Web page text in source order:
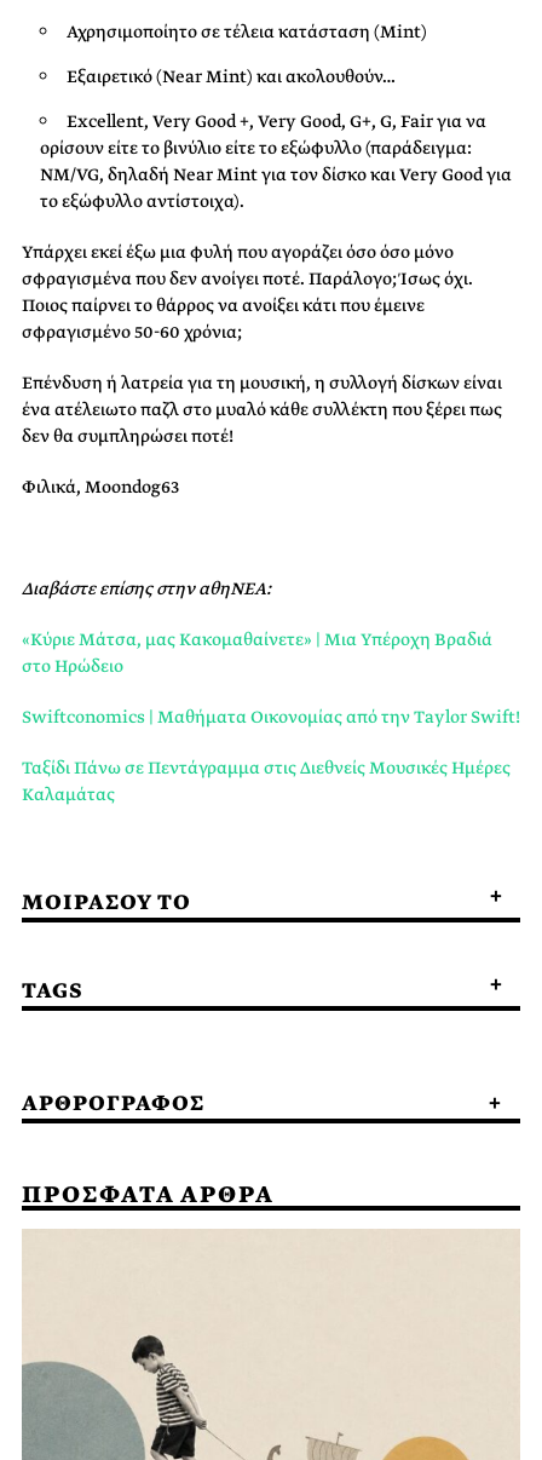
Αχρησιμοποίητο σε τέλεια κατάσταση (Mint)
Εξαιρετικό (Near Mint) και ακολουθούν…
Excellent, Very Good +, Very Good, G+, G, Fair για να
ορίσουν είτε το βινύλιο είτε το εξώφυλλο (παράδειγμα:
NM/VG, δηλαδή Near Mint για τον δίσκο και Very Good για
το εξώφυλλο αντίστοιχα).
Υπάρχει εκεί έξω μια φυλή που αγοράζει όσο όσο μόνο
σφραγισμένα που δεν ανοίγει ποτέ. Παράλογο; Ίσως όχι.
Ποιος παίρνει το θάρρος να ανοίξει κάτι που έμεινε
σφραγισμένο 50-60 χρόνια;
Επένδυση ή λατρεία για τη μουσική, η συλλογή δίσκων είναι
ένα ατέλειωτο παζλ στο μυαλό κάθε συλλέκτη που ξέρει πως
δεν θα συμπληρώσει ποτέ!
Φιλικά, Moondog63
Διαβάστε επίσης στην αθηΝΕΑ:
«Κύριε Μάτσα, μας Κακομαθαίνετε» | Μια Υπέροχη Βραδιά
στο Ηρώδειο
Swiftconomics | Μαθήματα Οικονομίας από την Taylor Swift!
Ταξίδι Πάνω σε Πεντάγραμμα στις Διεθνείς Μουσικές Ημέρες
Καλαμάτας
ΜΟΙΡΑΣΟΥ ΤΟ
TAGS
ΑΡΘΡΟΓΡΑΦΟΣ
ΠΡΟΣΦΑΤΑ ΑΡΘΡΑ